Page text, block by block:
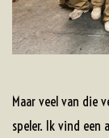
Maar veel van die
speler. Ik vind een